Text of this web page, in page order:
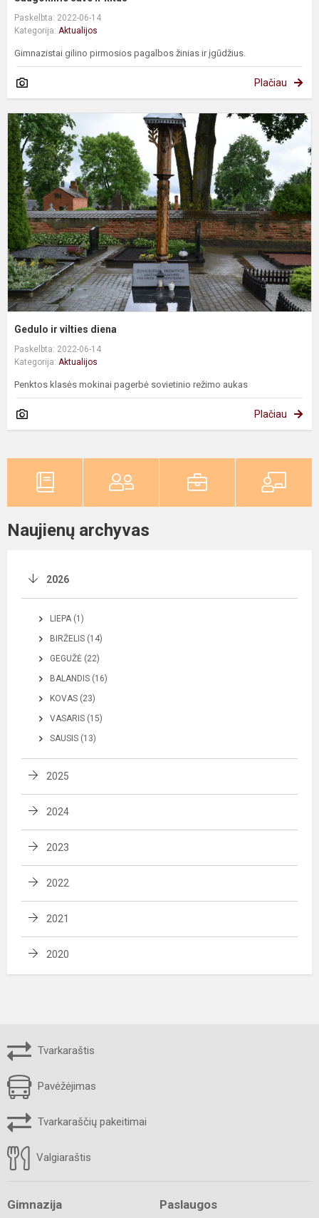
Paskelbta: 2022-06-14
Kategorija: Aktualijos
Gimnazistai gilino pirmosios pagalbos žinias ir įgūdžius.
Plačiau
Gedulo ir vilties diena
Paskelbta: 2022-06-14
Kategorija: Aktualijos
Penktos klasės mokinai pagerbė sovietinio režimo aukas
Plačiau
Naujienų archyvas
2026
LIEPA (1)
BIRŽELIS (14)
GEGUŽĖ (22)
BALANDIS (16)
KOVAS (23)
VASARIS (15)
SAUSIS (13)
2025
2024
2023
2022
2021
2020
Tvarkaraštis
Pavėžėjimas
Tvarkaraščių pakeitimai
Valgiaraštis
Gimnazija Paslaugos